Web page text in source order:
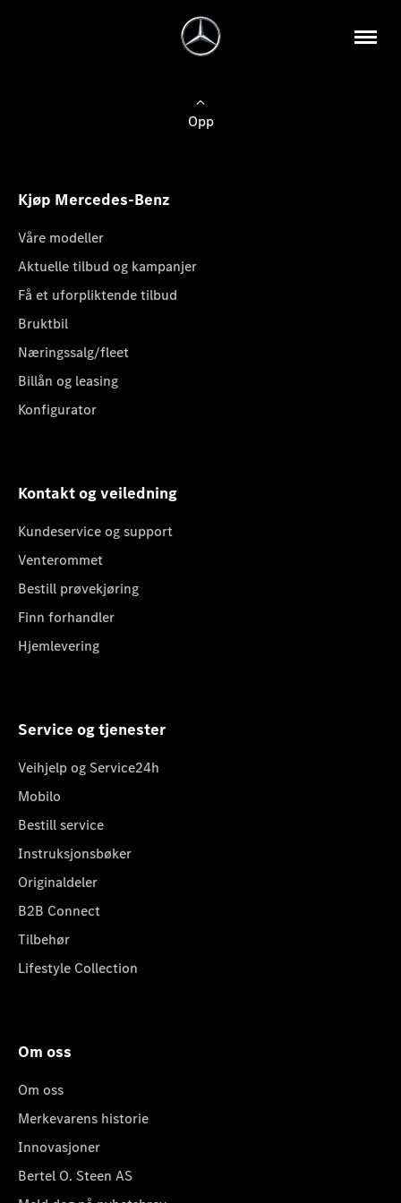
Opp
Kjøp Mercedes-Benz
Våre modeller
Aktuelle tilbud og kampanjer
Få et uforpliktende tilbud
Bruktbil
Næringssalg/fleet
Billån og leasing
Konfigurator
Kontakt og veiledning
Kundeservice og support
Venterommet
Bestill prøvekjøring
Finn forhandler
Hjemlevering
Service og tjenester
Veihjelp og Service24h
Mobilo
Bestill service
Instruksjonsbøker
Originaldeler
B2B Connect
Tilbehør
Lifestyle Collection
Om oss
Om oss
Merkevarens historie
Innovasjoner
Bertel O. Steen AS